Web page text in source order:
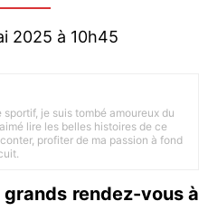
2025 à 10h45
je suis tombé amoureux du
lire les belles histoires de ce
profiter de ma passion à fond
grands rendez-vous à